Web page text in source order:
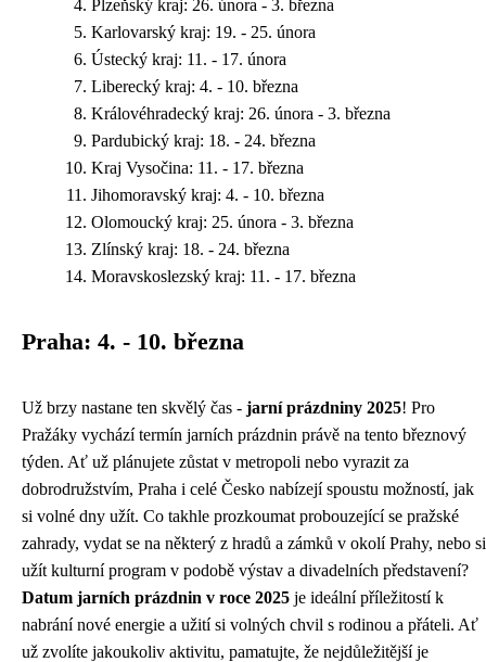
Plzeňský kraj: 26. února - 3. března
Karlovarský kraj: 19. - 25. února
Ústecký kraj: 11. - 17. února
Liberecký kraj: 4. - 10. března
Královéhradecký kraj: 26. února - 3. března
Pardubický kraj: 18. - 24. března
Kraj Vysočina: 11. - 17. března
Jihomoravský kraj: 4. - 10. března
Olomoucký kraj: 25. února - 3. března
Zlínský kraj: 18. - 24. března
Moravskoslezský kraj: 11. - 17. března
Praha: 4. - 10. března
Už brzy nastane ten skvělý čas - jarní prázdniny 2025! Pro
Pražáky vychází termín jarních prázdnin právě na tento březnový
týden. Ať už plánujete zůstat v metropoli nebo vyrazit za
dobrodružstvím, Praha i celé Česko nabízejí spoustu možností, jak
si volné dny užít. Co takhle prozkoumat probouzející se pražské
zahrady, vydat se na některý z hradů a zámků v okolí Prahy, nebo si
užít kulturní program v podobě výstav a divadelních představení?
Datum jarních prázdnin v roce 2025 je ideální příležitostí k
nabrání nové energie a užití si volných chvil s rodinou a přáteli. Ať
už zvolíte jakoukoliv aktivitu, pamatujte, že nejdůležitější je